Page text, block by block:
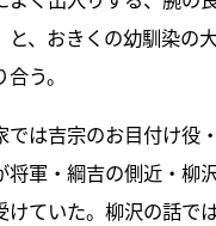
と、おきくの幼馴染の
う。
では吉宗のお目付け役
将軍・綱吉の側近・柳
けていた。柳沢の話で